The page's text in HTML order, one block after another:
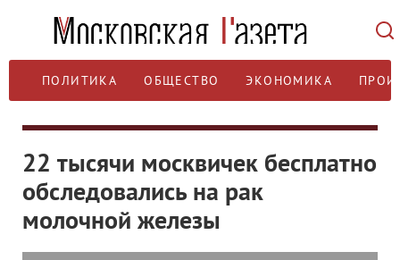
ПОЛИТИКА ОБЩЕСТВО ЭКОНОМИКА
22 тысячи москвичек бесплатно
обследовались на рак
молочной железы